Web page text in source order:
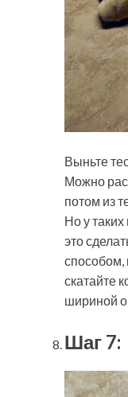
Выньте
Можно
потом из
Но у
это
способом,
скатайте
шириной
Шаг 7: